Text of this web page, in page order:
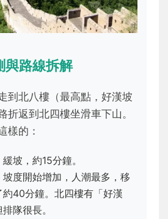
與路線拆解
到北八樓（最高點，好漢坡
折返到北四樓坐滑車下山。
樣的：
坡，約15分鐘。
度開始增加，人潮最多，移
40分鐘。北四樓有「好漢
隊很長。